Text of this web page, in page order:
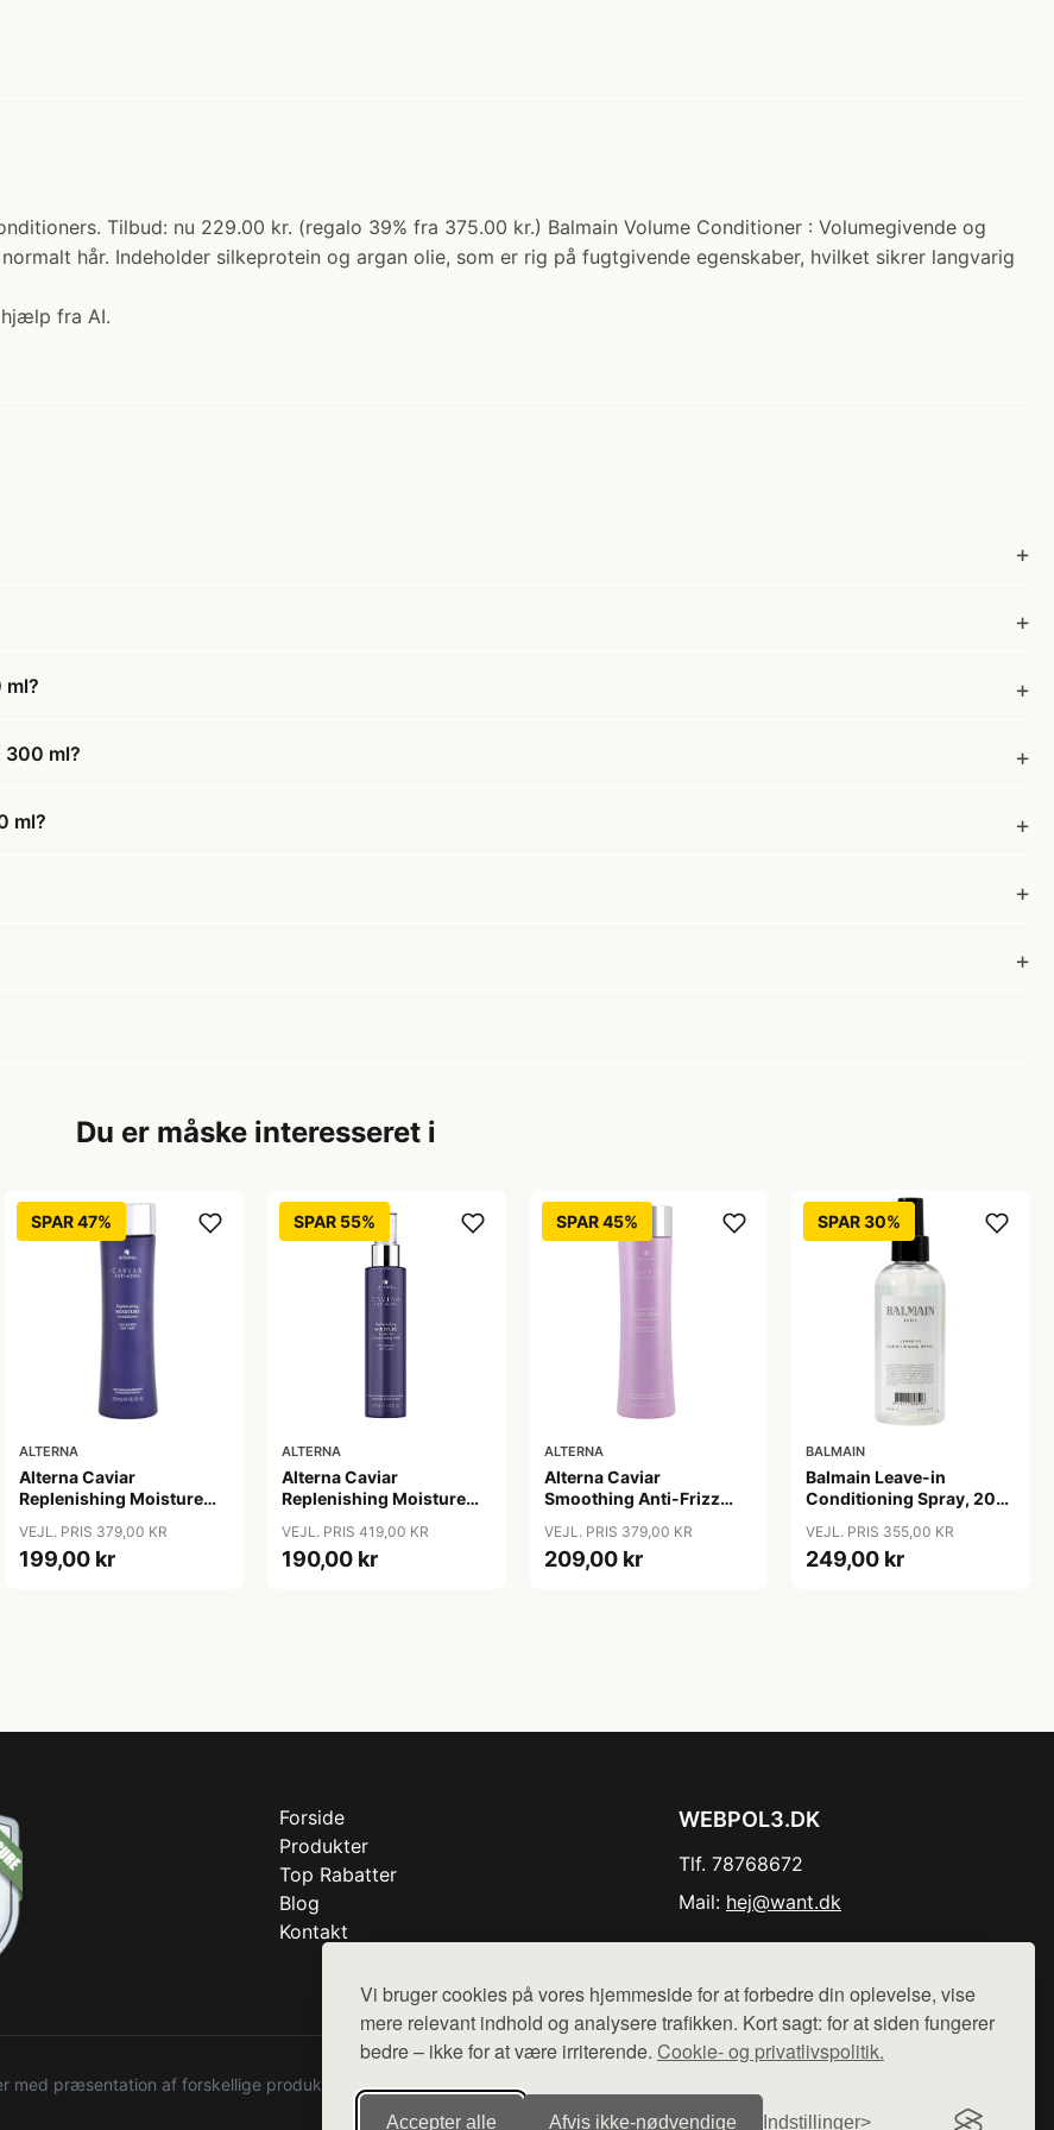
Vi bruger cookies på vores hjemmeside for at forbedre din oplevelse, vise
mere relevant indhold og analysere trafikken. Kort sagt: for at siden fungerer
bedre – ikke for at være irriterende. Cookie- og privatlivspolitik.
Accepter alle Afvis ikke‑nødvendige Indstillinger
Tilbud: nu 229.00 kr. (regalo 39% fra 375.00 kr.) Balmain Volume Conditioner : Volumegivende og
hår. Indeholder silkeprotein og argan olie, som er rig på fugtgivende egenskaber, hvilket sikrer langvarig
fra AI.
ml?
300 ml?
ml?
Du er måske interesseret i
SPAR 47%
ALTERNA
Alterna Caviar
Replenishing Moisture
VEJL. PRIS 379,00 KR
199,00 kr
SPAR 55%
ALTERNA
Alterna Caviar
Replenishing Moisture
Milk, 147 ml
VEJL. PRIS 419,00 KR
190,00 kr
SPAR 45%
ALTERNA
Alterna Caviar
Smoothing Anti-Frizz
VEJL. PRIS 379,00 KR
209,00 kr
SPAR 30%
BALMAIN
Balmain Leave-in
Conditioning Spray, 200
VEJL. PRIS 355,00 KR
249,00 kr
Forside
Produkter
Top Rabatter
Blog
Kontakt
WEBPOL3.DK
Tlf. 78768672
Mail: hej@want.dk
præsentation af forskellige produkter fra diverse webshops. Der sælges ikke varer fra denne side - vi henviser til de shops,